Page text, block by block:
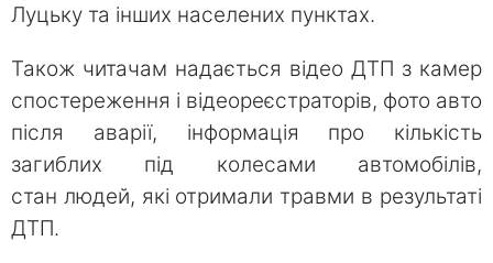
Луцьку та інших населених пунктах.
Також читачам надається відео ДТП з камер
спостереження і відеореєстраторів, фото авто
після аварії, інформація про кількість
загиблих під колесами автомобілів,
стан людей, які отримали травми в результаті
ДТП.